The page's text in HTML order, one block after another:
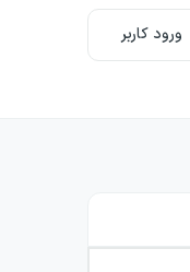
ورود کاربر